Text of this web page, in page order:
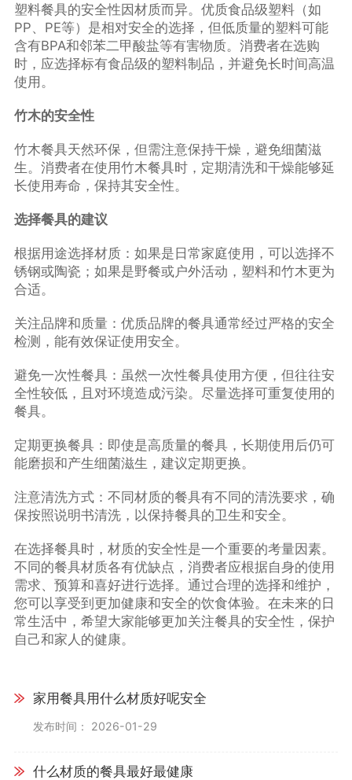
塑料餐具的安全性因材质而异。优质食品级塑料（如
PP、PE等）是相对安全的选择，但低质量的塑料可能
含有BPA和邻苯二甲酸盐等有害物质。消费者在选购
时，应选择标有食品级的塑料制品，并避免长时间高温
使用。
竹木的安全性
竹木餐具天然环保，但需注意保持干燥，避免细菌滋
生。消费者在使用竹木餐具时，定期清洗和干燥能够延
长使用寿命，保持其安全性。
选择餐具的建议
根据用途选择材质：如果是日常家庭使用，可以选择不
锈钢或陶瓷；如果是野餐或户外活动，塑料和竹木更为
合适。
关注品牌和质量：优质品牌的餐具通常经过严格的安全
检测，能有效保证使用安全。
避免一次性餐具：虽然一次性餐具使用方便，但往往安
全性较低，且对环境造成污染。尽量选择可重复使用的
餐具。
定期更换餐具：即使是高质量的餐具，长期使用后仍可
能磨损和产生细菌滋生，建议定期更换。
注意清洗方式：不同材质的餐具有不同的清洗要求，确
保按照说明书清洗，以保持餐具的卫生和安全。
在选择餐具时，材质的安全性是一个重要的考量因素。
不同的餐具材质各有优缺点，消费者应根据自身的使用
需求、预算和喜好进行选择。通过合理的选择和维护，
您可以享受到更加健康和安全的饮食体验。在未来的日
常生活中，希望大家能够更加关注餐具的安全性，保护
自己和家人的健康。
家用餐具用什么材质好呢安全
发布时间： 2026-01-29
什么材质的餐具最好最健康